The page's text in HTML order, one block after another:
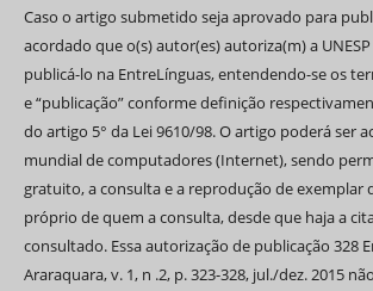
Caso o artigo submetido seja aprovado para
acordado que o(s) autor(es) autoriza(m) a
publicá-lo na EntreLínguas, entendendo-se os
e “publicação” conforme definição
do artigo 5° da Lei 9610/98. O artigo poderá ser
mundial de computadores (Internet), sendo
gratuito, a consulta e a reprodução de exemplar
próprio de quem a consulta, desde que haja a
consultado. Essa autorização de publicação 328
Araraquara, v. 1, n .2, p. 323-328, jul./dez. 2015